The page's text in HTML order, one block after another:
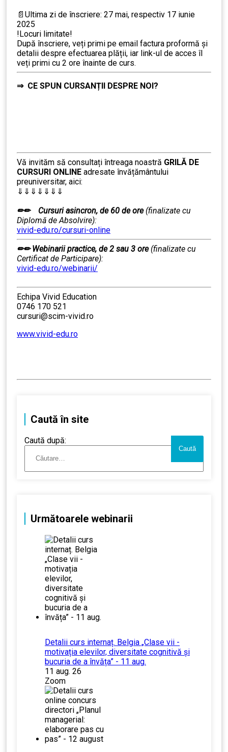
📄Ultima zi de înscriere: 27 mai, respectiv 17 iunie
2025
!Locuri limitate!
După înscriere, veți primi pe email factura proformă și
detalii despre efectuarea plății, iar link-ul de acces îl
veți primi cu 2 ore înainte de curs.
⇒ CE SPUN CURSANȚII DESPRE NOI?
Vă invităm să consultați întreaga noastră GRILĂ DE
CURSURI ONLINE adresate învățământului
preuniversitar, aici:
⇓⇓⇓⇓⇓⇓⇓
✏✏
Cursuri asincron, de 60 de ore(finalizate cu
Diplomă de Absolvire):
vivid-edu.ro/cursuri-online
✏✏Webinarii practice, de 2 sau 3 ore (finalizate cu
Certificat de Participare):
vivid-edu.ro/webinarii/
Echipa Vivid Education
0746 170 521
cursuri@scim-vivid.ro
www.vivid-edu.ro
Caută în site
Caută după:
Următoarele webinarii
Detalii curs internaț. Belgia „Clase vii -
motivația elevilor, diversitate cognitivă și
bucuria de a învăța” - 11 aug.
11 aug. 26
Zoom